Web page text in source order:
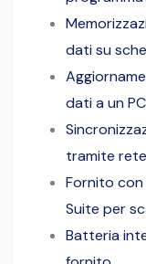
dati su
dati a un
tramite rete
Fornito
Suite per
Batteria